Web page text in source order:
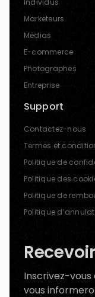
Individus
Marketeurs
Médias
E-commerce
Photographes
Entreprise
Support
Contactez-nous
Termes et
Politique de
Politique des
Politique de
Politique
Inscrivez-vous
vous